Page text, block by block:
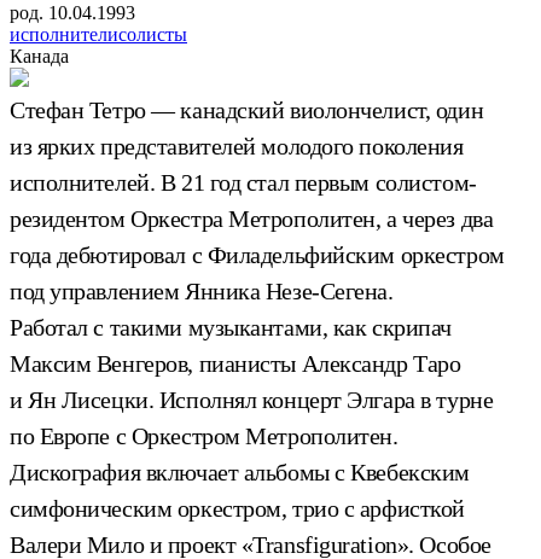
род. 10.04.1993
исполнителисолисты
Канада
Стефан Тетро — канадский виолончелист, один
из ярких представителей молодого поколения
исполнителей. В 21 год стал первым солистом-
резидентом Оркестра Метрополитен, а через два
года дебютировал с Филадельфийским оркестром
под управлением Янника Незе-Сегена.
Работал с такими музыкантами, как скрипач
Максим Венгеров, пианисты Александр Таро
и Ян Лисецки. Исполнял концерт Элгара в турне
по Европе с Оркестром Метрополитен.
Дискография включает альбомы с Квебекским
симфоническим оркестром, трио с арфисткой
Валери Мило и проект «Transfiguration». Особое